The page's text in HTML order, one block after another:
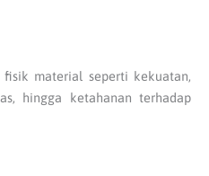
material seperti kekuatan,
hingga ketahanan terhadap